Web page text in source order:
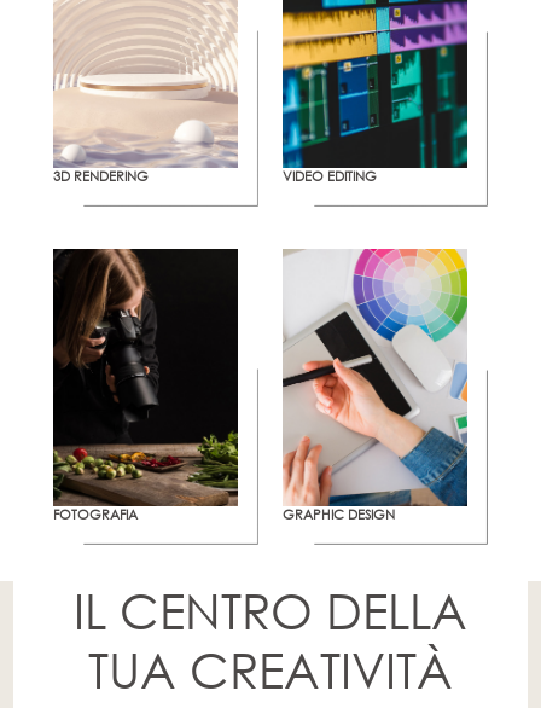
3D RENDERING VIDEO EDITING
FOTOGRAFIA GRAPHIC DESIGN
IL CENTRO DELLA
TUA CREATIVITÀ